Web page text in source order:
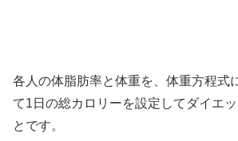
各人の体脂肪率と体重を、体重方程式
て1日の総カロリーを設定してダイエ
とです。